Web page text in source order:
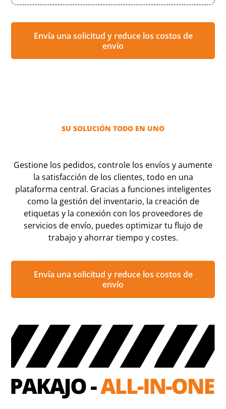
Envía una solicitud y reduce los costos de
envío
SU SOLUCIÓN TODO EN UNO
Gestione los pedidos, controle los envíos y aumente
la satisfacción de los clientes, todo en una
plataforma central. Gracias a funciones inteligentes
como la gestión del inventario, la creación de
etiquetas y la conexión con los proveedores de
servicios de envío, puedes optimizar tu flujo de
trabajo y ahorrar tiempo y costes.
Envía una solicitud y reduce los costos de
envío